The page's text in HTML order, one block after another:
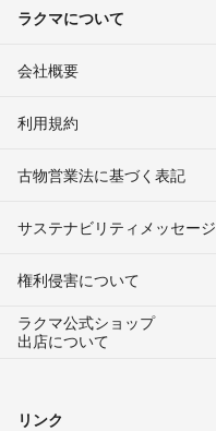
ラクマについて
会社概要
利用規約
古物営業法に基づく表記
サステナビリティメッセージ
権利侵害について
ラクマ公式ショップ
出店について
リンク